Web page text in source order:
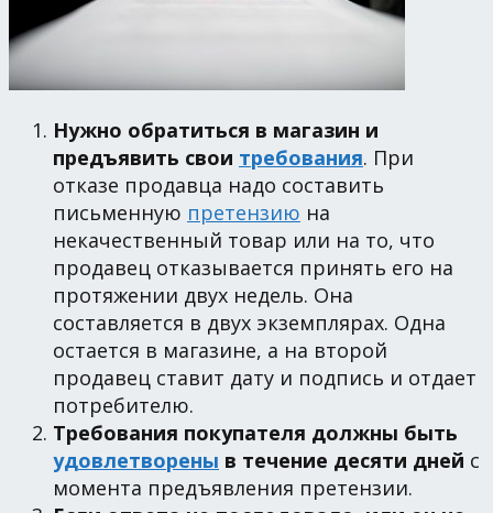
Нужно обратиться в магазин и
предъявить свои требования. При
отказе продавца надо составить
письменную претензию на
некачественный товар или на то, что
продавец отказывается принять его на
протяжении двух недель. Она
составляется в двух экземплярах. Одна
остается в магазине, а на второй
продавец ставит дату и подпись и отдает
потребителю.
Требования покупателя должны быть
удовлетворены в течение десяти дней с
момента предъявления претензии.